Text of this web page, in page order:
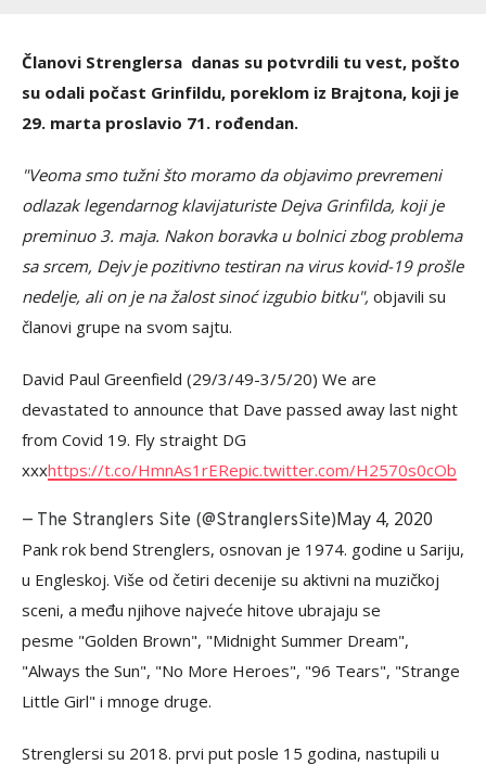
Članovi Strenglersa danas su potvrdili tu vest, pošto
su odali počast Grinfildu, poreklom iz Brajtona, koji je
29. marta proslavio 71. rođendan.
"Veoma smo tužni što moramo da objavimo prevremeni
odlazak legendarnog klavijaturiste Dejva Grinfilda, koji je
preminuo 3. maja. Nakon boravka u bolnici zbog problema
sa srcem, Dejv je pozitivno testiran na virus kovid-19 prošle
nedelje, ali on je na žalost sinoć izgubio bitku", objavili su
članovi grupe na svom sajtu.
David Paul Greenfield (29/3/49-3/5/20) We are
devastated to announce that Dave passed away last night
from Covid 19. Fly straight DG
xxxhttps://t.co/HmnAs1rERepic.twitter.com/H2570s0cOb
— The Stranglers Site (@StranglersSite)May 4, 2020
Pank rok bend Strenglers, osnovan je 1974. godine u Sariju,
u Engleskoj. Više od četiri decenije su aktivni na muzičkoj
sceni, a među njihove najveće hitove ubrajaju se
pesme "Golden Brown", "Midnight Summer Dream",
"Always the Sun", "No More Heroes", "96 Tears", "Strange
Little Girl" i mnoge druge.
Strenglersi su 2018. prvi put posle 15 godina, nastupili u